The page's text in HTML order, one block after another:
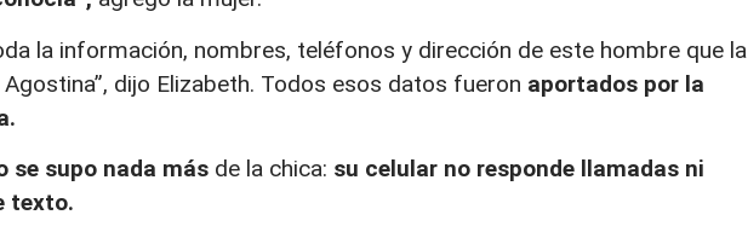
la información, nombres, teléfonos y dirección de este hombre que la
dijo Elizabeth. Todos esos datos fueron aportados por la
se supo nada más de la chica: su celular no responde llamadas ni
texto.